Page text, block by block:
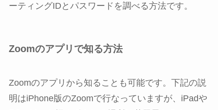
ーティングIDとパスワードを調べる方法です。
Zoomのアプリで知る方法
Zoomのアプリから知ることも可能です。下記の説
明はiPhone版のZoomで行なっていますが、iPadや